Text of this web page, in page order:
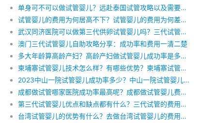
单身可不可以做试管婴儿？远赴泰国试管攻略以及需要哪些费用。
试管婴儿的费用为何居高不下？试管婴儿的费用为何差距如此大？
武汉同济医院可以做第三代供卵试管婴儿吗？三代试管费用多少钱？
澳门三代试管婴儿自助攻略分享：成功率和费用一清二楚
多大年龄算高龄产妇？高龄产妇做试管婴儿成功率是多少?高龄产妇做试管婴儿费用
柬埔寨试管婴儿技术怎么样？有哪些优势？柬埔寨试管婴儿费用多少？
2023中山一院试管婴儿成功率多少？中山一院试管婴儿费用明细？
成都做试管哪家医院成功率最高呢？成都做试管婴儿费用多少钱?费用明细
第三代试管婴儿优点和缺点都有什么？三代试管的费用明细
台湾试管婴儿的优势有什么？去做台湾试管婴儿的费用有什么？